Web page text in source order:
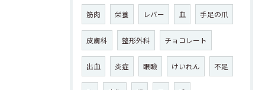
筋肉 栄養 レバー 血 手足の爪
皮膚科 整形外科 チョコレート
出血 炎症 眼瞼 けいれん 不足